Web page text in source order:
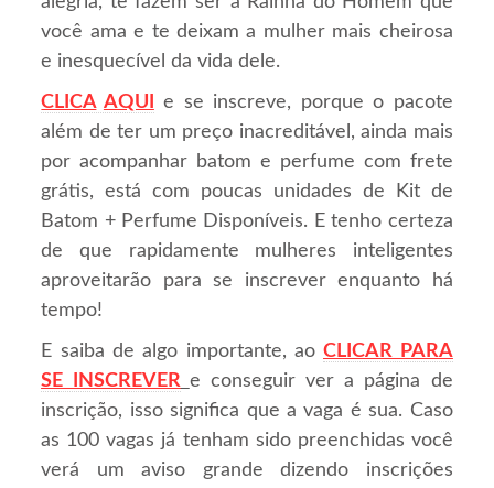
você ama e te deixam a mulher mais cheirosa
e inesquecível da vida dele.
CLICA AQUI
e se inscreve, porque o pacote
além de ter um preço inacreditável, ainda mais
por acompanhar batom e perfume com frete
grátis, está com poucas unidades de Kit de
Batom + Perfume Disponíveis. E tenho certeza
de que rapidamente mulheres inteligentes
aproveitarão para se inscrever enquanto há
tempo!
E saiba de algo importante, aoCLICAR PARA
SE INSCREVER e conseguir ver a página de
inscrição, isso significa que a vaga é sua. Caso
as 100 vagas já tenham sido preenchidas você
verá um aviso grande dizendo inscrições